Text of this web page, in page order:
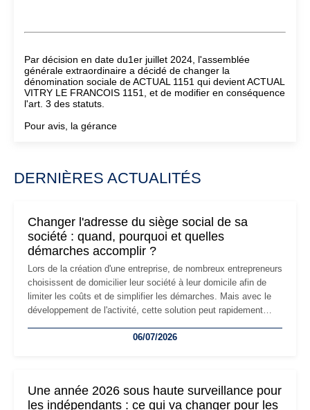
Par décision en date du1er juillet 2024, l'assemblée
générale extraordinaire a décidé de changer la
dénomination sociale de ACTUAL 1151 qui devient ACTUAL
VITRY LE FRANCOIS 1151, et de modifier en conséquence
l'art. 3 des statuts.
Pour avis, la gérance
DERNIÈRES ACTUALITÉS
Changer l'adresse du siège social de sa
société : quand, pourquoi et quelles
démarches accomplir ?
Lors de la création d'une entreprise, de nombreux entrepreneurs
choisissent de domicilier leur société à leur domicile afin de
limiter les coûts et de simplifier les démarches. Mais avec le
développement de l'activité, cette solution peut rapidement
professionnels, recrutement, image de marque… Le
06/07/2026
Une année 2026 sous haute surveillance pour
les indépendants : ce qui va changer pour les